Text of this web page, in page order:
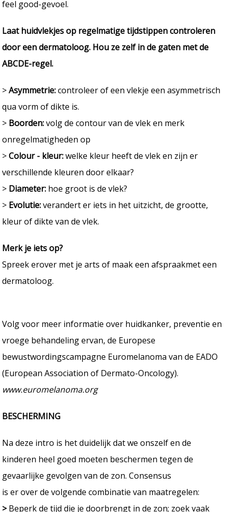
feel good-gevoel.
Laat huidvlekjes op regelmatige tijdstippen controleren
door een dermatoloog. Hou ze zelf in de gaten met de
ABCDE-regel.
>Asymmetrie:controleer of een vlekje een asymmetrisch
qua vorm of dikte is.
> Boorden:volg de contour van de vlek en merk
onregelmatigheden op
>Colour - kleur:welke kleur heeft de vlek en zijn er
verschillende kleuren door elkaar?
> Diameter: hoe groot is de vlek?
> Evolutie:verandert er iets in het uitzicht, de grootte,
kleur of dikte van de vlek.
Merk je iets op?
Spreek erover met je arts of maak een afspraakmet een
dermatoloog.
Volg voor meer informatie over huidkanker, preventie en
vroege behandeling ervan, de Europese
bewustwordingscampagne Euromelanoma van de EADO
(European Association of Dermato-Oncology).
www.euromelanoma.org
BESCHERMING
Na deze intro is het duidelijk dat we onszelf en de
kinderen heel goed moeten beschermen tegen de
gevaarlijke gevolgen van de zon. Consensus
is er over de volgende combinatie van maatregelen:
>Beperk de tijd die je doorbrengt in de zon; zoek vaak